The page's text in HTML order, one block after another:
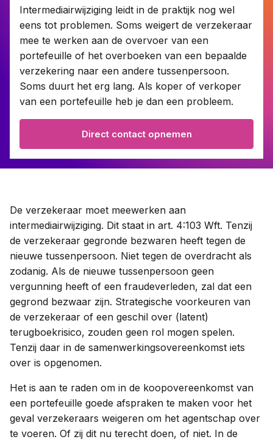
Contact
Taal:
Intermediairwijziging leidt in de praktijk nog wel
eens tot problemen. Soms weigert de verzekeraar
mee te werken aan de overvoer van een
portefeuille of het overboeken van een bepaalde
verzekering naar een andere tussenpersoon.
Soms duurt het erg lang. Als koper of verkoper
van een portefeuille heb je dan een probleem.
Direct contact opnemen
De verzekeraar moet meewerken aan
intermediairwijziging. Dit staat in art. 4:103 Wft. Tenzij
de verzekeraar gegronde bezwaren heeft tegen de
nieuwe tussenpersoon. Niet tegen de overdracht als
zodanig. Als de nieuwe tussenpersoon geen
vergunning heeft of een fraudeverleden, zal dat een
gegrond bezwaar zijn. Strategische voorkeuren van
de verzekeraar of een geschil over (latent)
terugboekrisico, zouden geen rol mogen spelen.
Tenzij daar in de samenwerkingsovereenkomst iets
over is opgenomen.
Het is aan te raden om in de koopovereenkomst van
een portefeuille goede afspraken te maken voor het
geval verzekeraars weigeren om het agentschap over
te voeren. Of zij dit nu terecht doen, of niet. In de